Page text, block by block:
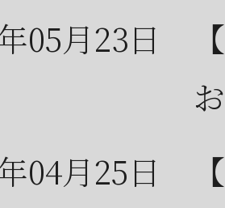
05月23日
04月25日